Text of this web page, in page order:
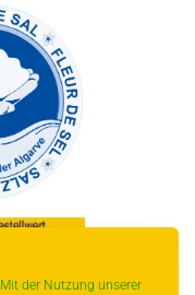
der Nutzung unserer